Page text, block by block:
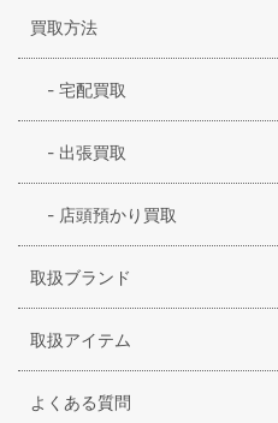
買取方法
- 宅配買取
- 出張買取
- 店頭預かり買取
取扱ブランド
取扱アイテム
よくある質問